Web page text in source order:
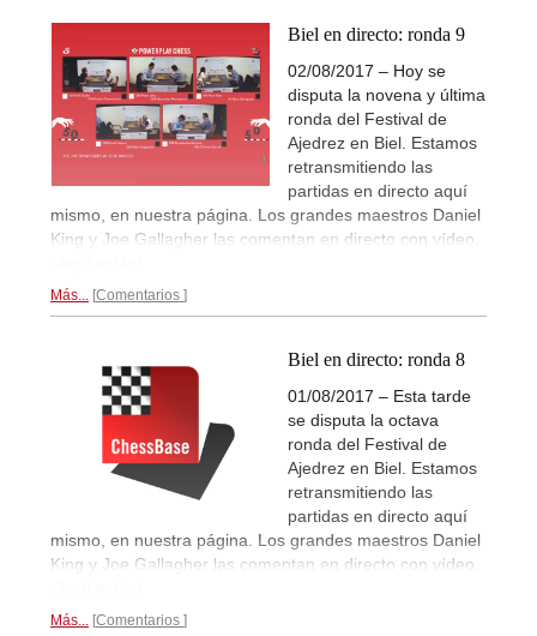
Biel en directo: ronda 9
02/08/2017 – Hoy se
disputa la novena y última
ronda del Festival de
Ajedrez en Biel. Estamos
retransmitiendo las
partidas en directo aquí
mismo, en nuestra página. Los grandes maestros Daniel
King y Joe Gallagher las comentan en directo con vídeo.
Más... Comentarios
Biel en directo: ronda 8
01/08/2017 – Esta tarde
se disputa la octava
ronda del Festival de
Ajedrez en Biel. Estamos
retransmitiendo las
partidas en directo aquí
mismo, en nuestra página. Los grandes maestros Daniel
King y Joe Gallagher las comentan en directo con vídeo.
Más... Comentarios